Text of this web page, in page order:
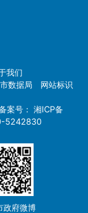
我们
数据局 网站标识
案号： 湘ICP备
5242830
政府微博